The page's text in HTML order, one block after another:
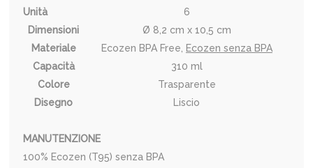
Unità
6
Dimensioni
Ø 8,2 cm x 10,5 cm
Materiale
Ecozen BPA Free,
Ecozen senza BPA
Capacità
310 ml
Colore
Trasparente
Disegno
Liscio
MANUTENZIONE
100% Ecozen (T95) senza BPA